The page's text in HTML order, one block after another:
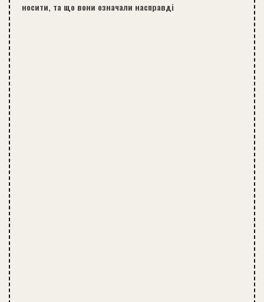
носити, та що вони означали насправді